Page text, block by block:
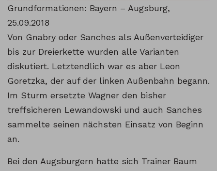
Grundformationen: Bayern – Augsburg,
25.09.2018
Von Gnabry oder Sanches als Außenverteidiger
bis zur Dreierkette wurden alle Varianten
diskutiert. Letztendlich war es aber Leon
Goretzka, der auf der linken Außenbahn begann.
Im Sturm ersetzte Wagner den bisher
treffsicheren Lewandowski und auch Sanches
sammelte seinen nächsten Einsatz von Beginn
an.
Bei den Augsburgern hatte sich Trainer Baum